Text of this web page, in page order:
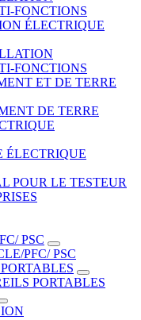
FONCTIONS
ÉLECTRIQUE
FONCTIONS
ET DE TERRE
DE TERRE
ÉLECTRIQUE
POUR LE TESTEUR
PSC
PFC/ PSC
PORTABLES